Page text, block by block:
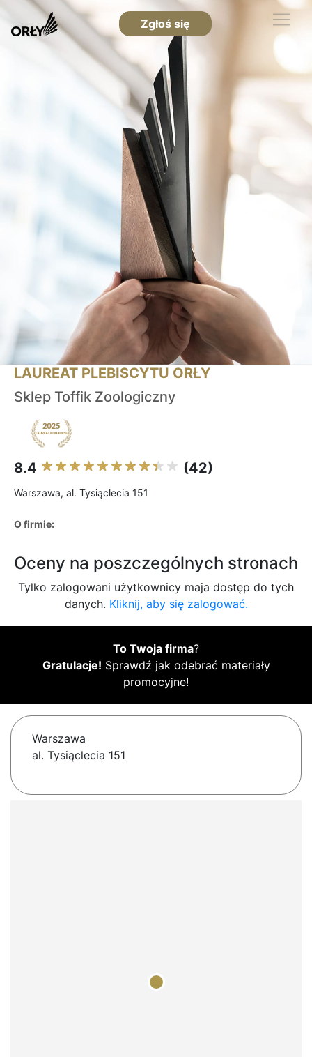
Zgłoś się
LAUREAT PLEBISCYTU ORŁY
Sklep Toffik Zoologiczny
8.4 (42)
Warszawa, al. Tysiąclecia 151
O firmie:
Oceny na poszczególnych stronach
Tylko zalogowani użytkownicy maja dostęp do tych
danych. Kliknij, aby się zalogować.
To Twoja firma?
Gratulacje! Sprawdź jak odebrać materiały
promocyjne!
Warszawa
al. Tysiąclecia 151